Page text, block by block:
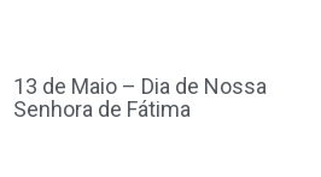
13 de Maio – Dia de Nossa
Senhora de Fátima